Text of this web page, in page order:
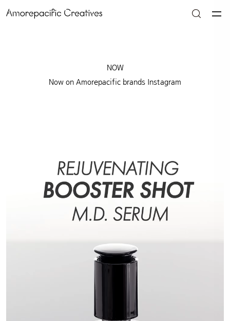
NOW
Now on Amorepacific brands Instagram